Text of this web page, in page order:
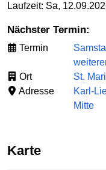
Laufzeit: Sa,
Nächster Termin:
Termin
Ort
St.
Adresse
Karl-
Mitte
Karte